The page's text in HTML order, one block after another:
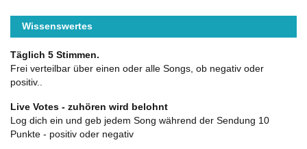
Wissenswertes
Täglich 5 Stimmen.
Frei verteilbar über einen oder alle Songs, ob negativ oder
positiv..
Live Votes - zuhören wird belohnt
Log dich ein und geb jedem Song während der Sendung 10
Punkte - positiv oder negativ